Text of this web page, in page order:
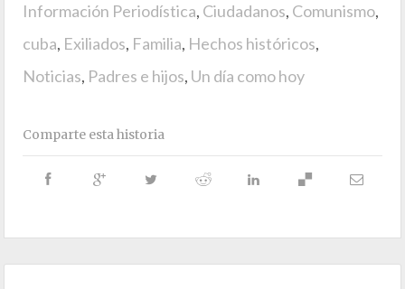
Información Periodística, Ciudadanos, Comunismo,
cuba, Exiliados, Familia, Hechos históricos,
Noticias, Padres e hijos, Un día como hoy
Comparte esta historia